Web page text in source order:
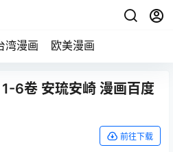
湾漫画 欧美漫画
6卷 安琉安崎 漫画百度
前往下载